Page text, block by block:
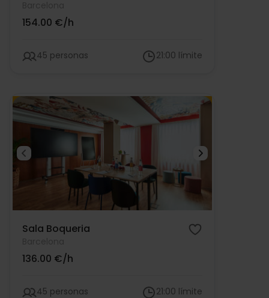
154.00 €/h
45 personas 21:00 límite
Sala Boqueria
136.00 €/h
45 personas 21:00 límite